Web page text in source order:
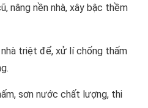
nâng nền nhà, xây bậc thềm
triệt để, xử lí chống thấm
sơn nước chất lượng, thi